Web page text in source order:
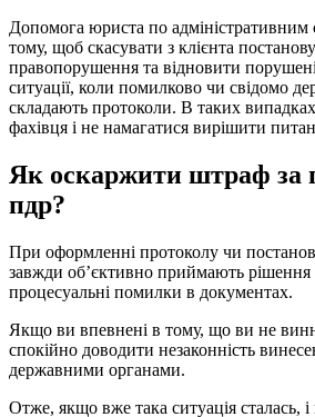
Допомога юриста по адміністративним
тому, щоб скасувати з клієнта
правопорушення та відновити
ситуації, коли помилково чи свідомо
складають протоколи. В таких
фахівця і не намагатися вирішити
Як оскаржити штраф за
пдр?
При оформленні протоколу чи
завжди об’єктивно приймають
процесуальні помилки в документах.
Якщо ви впевнені в тому, що ви не
спокійно доводити незаконність
державними органами.
Отже, якщо вже така ситуація сталась,